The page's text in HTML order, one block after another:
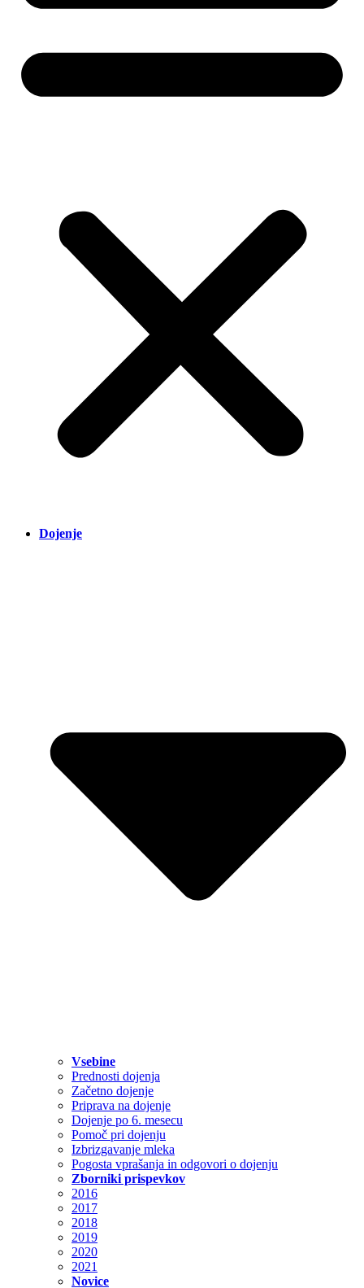
Dojenje
Vsebine
Prednosti dojenja
Začetno dojenje
Priprava na dojenje
Dojenje po 6. mesecu
Pomoč pri dojenju
Izbrizgavanje mleka
Pogosta vprašanja in odgovori o dojenju
Zborniki prispevkov
2016
2017
2018
2019
2020
2021
Novice